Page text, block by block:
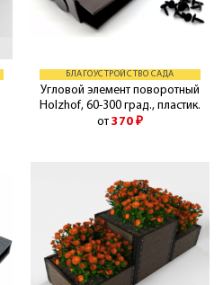
БЛАГОУСТРОЙСТВО САДА
Угловой элемент поворотный
Holzhof, 60-300 град., пластик.
от 370 ₽